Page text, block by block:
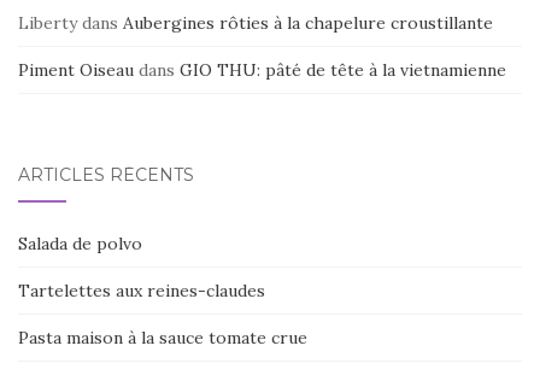
Libertydans Aubergines rôties à la chapelure croustillante
Piment Oiseau dans GIO THU: pâté de tête à la vietnamienne
ARTICLES RÉCENTS
Salada de polvo
Tartelettes aux reines-claudes
Pasta maison à la sauce tomate crue